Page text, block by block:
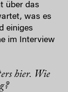
über das
was es
einiges
im Interview
hier. Wie